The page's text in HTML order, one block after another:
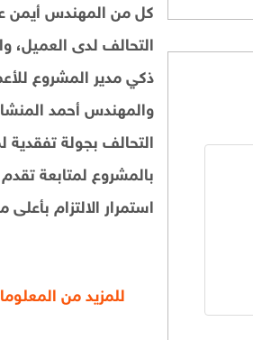
كل من المهندس أيمن
التحالف لدى العميل،
ذكي مدير المشروع
والمهندس أحمد
التحالف بجولة
بالمشروع لمتابعة
استمرار الالتزام
للمزيد من